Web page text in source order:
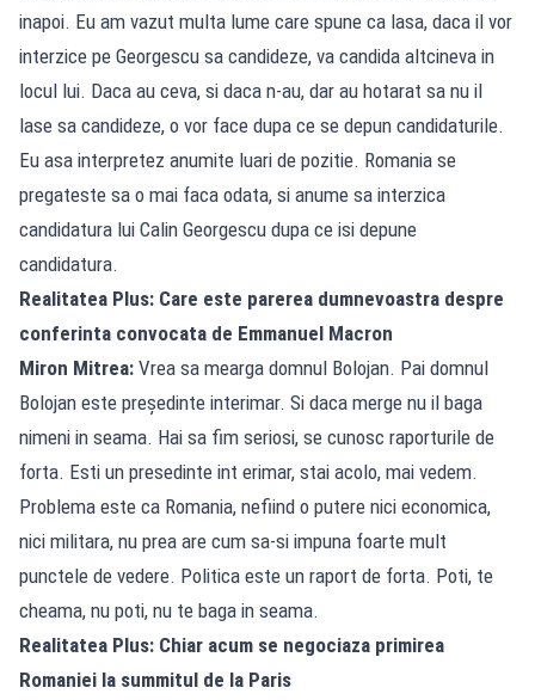
inapoi. Eu am vazut multa lume care spune ca lasa, daca il vor
interzice pe Georgescu sa candideze, va candida altcineva in
locul lui. Daca au ceva, si daca n-au, dar au hotarat sa nu il
lase sa candideze, o vor face dupa ce se depun candidaturile.
Eu asa interpretez anumite luari de pozitie. Romania se
pregateste sa o mai faca odata, si anume sa interzica
candidatura lui Calin Georgescu dupa ce isi depune
candidatura.
Realitatea Plus: Care este parerea dumnevoastra despre
conferinta convocata de Emmanuel Macron
Miron Mitrea: Vrea sa mearga domnul Bolojan. Pai domnul
Bolojan este președinte interimar. Si daca merge nu il baga
nimeni in seama. Hai sa fim seriosi, se cunosc raporturile de
forta. Esti un presedinte int erimar, stai acolo, mai vedem.
Problema este ca Romania, nefiind o putere nici economica,
nici militara, nu prea are cum sa-si impuna foarte mult
punctele de vedere. Politica este un raport de forta. Poti, te
cheama, nu poti, nu te baga in seama.
Realitatea Plus: Chiar acum se negociaza primirea
Romaniei la summitul de la Paris